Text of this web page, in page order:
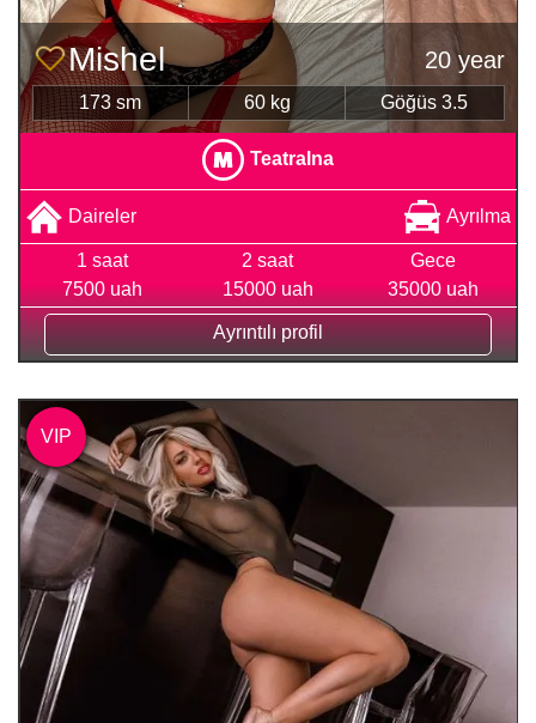
Mishel 20 year
173 sm 60 kg Göğüs 3.5
Teatralna
Daireler Ayrılma
1 saat
7500 uah
2 saat
15000 uah
Gece
35000 uah
Ayrıntılı profil
VIP